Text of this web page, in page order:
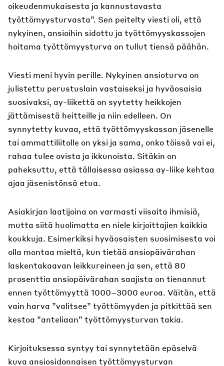
oikeudenmukaisesta ja kannustavasta
työttömyysturvasta”. Sen peitelty viesti oli, että
nykyinen, ansioihin sidottu ja työttömyyskassojen
hoitama työttömyysturva on tullut tiensä päähän.
Viesti meni hyvin perille. Nykyinen ansioturva on
julistettu perustuslain vastaiseksi ja hyväosaisia
suosivaksi, ay-liikettä on syytetty heikkojen
jättämisestä heitteille ja niin edelleen. On
synnytetty kuvaa, että työttömyyskassan jäsenelle
tai ammattiliitolle on yksi ja sama, onko töissä vai ei,
rahaa tulee ovista ja ikkunoista. Sitäkin on
paheksuttu, että tällaisessa asiassa ay-liike kehtaa
ajaa jäsenistönsä etua.
Asiakirjan laatijoina on varmasti viisaita ihmisiä,
mutta siitä huolimatta en niele kirjoittajien kaikkia
koukkuja. Esimerkiksi hyväosaisten suosimisesta voi
olla montaa mieltä, kun tietää ansiopäivärahan
laskentakaavan leikkureineen ja sen, että 80
prosenttia ansiopäivärahan saajista on tienannut
ennen työttömyyttä 1000–3000 euroa. Väitän, että
vain harva ”valitsee” työttömyyden ja pitkittää sen
kestoa ”anteliaan” työttömyysturvan takia.
Kirjoituksessa syntyy tai synnytetään epäselvä
kuva ansiosidonnaisen työttömyysturvan